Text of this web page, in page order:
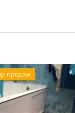
продаж